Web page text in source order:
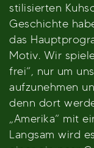
stilisierten
Geschichte
das
Motiv. Wir
frei“, nur um
aufzunehmen
denn dort
„Amerika“ mit
Langsam wird